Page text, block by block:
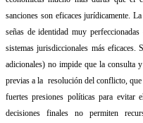
sanciones son eficaces jurídicamente.
señas de identidad muy
sistemas jurisdiccionales más
adicionales) no impide que la consulta
previas a la resolución del conflicto,
fuertes presiones políticas para
decisiones finales no permiten